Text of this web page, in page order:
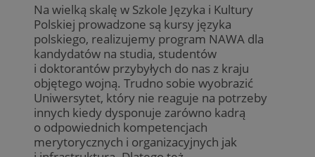
Na wielką skalę w Szkole Języka i Kultury
Polskiej prowadzone są kursy języka
polskiego, realizujemy program NAWA dla
kandydatów na studia, studentów
i doktorantów przybyłych do nas z kraju
objętego wojną. Trudno sobie wyobrazić
Uniwersytet, który nie reaguje na potrzeby
innych kiedy dysponuje zarówno kadrą
o odpowiednich kompetencjach
merytorycznych i organizacyjnych jak